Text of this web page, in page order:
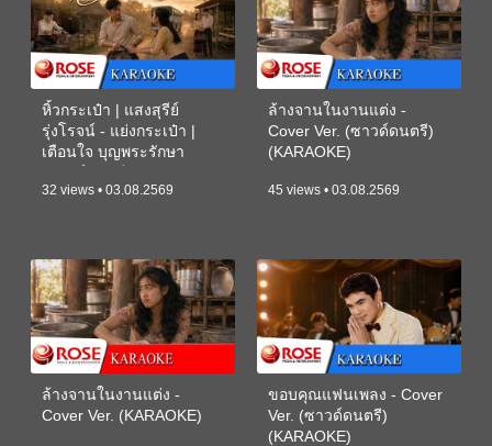
หิ้วกระเป๋า | แสงสุรีย์
รุ่งโรจน์ - แย่งกระเป๋า |
เตือนใจ บุญพระรักษา
32 views • 03.08.2569
ล้างจานในงานแต่ง -
Cover Ver. (ซาวด์ดนตรี)
(KARAOKE)
45 views • 03.08.2569
ล้างจานในงานแต่ง -
Cover Ver. (KARAOKE)
ขอบคุณแฟนเพลง - Cover
Ver. (ซาวด์ดนตรี)
(KARAOKE)